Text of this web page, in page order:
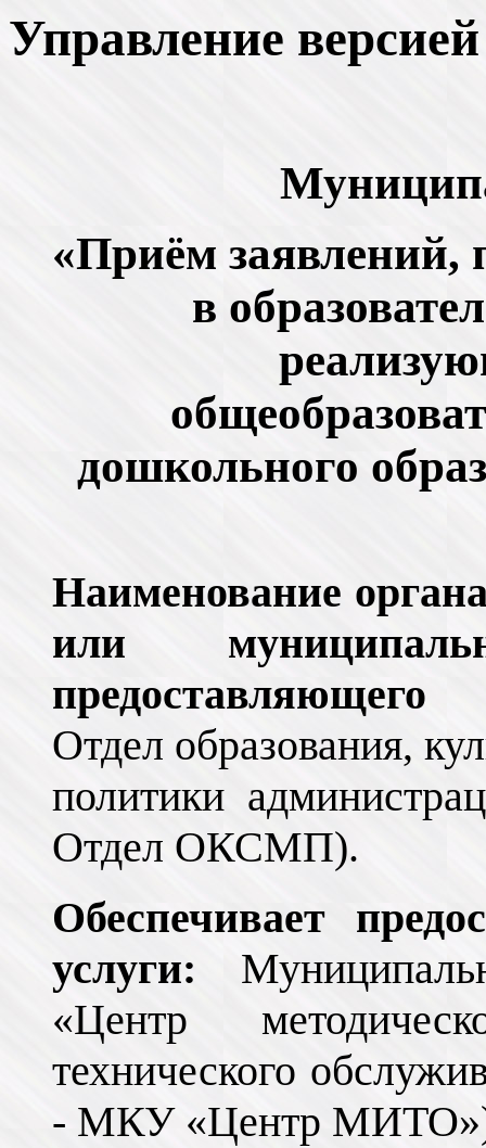
Управление
«Приём заявлений,
в
дошкольного
Наименование
или
Отдел образования,
политики
Отдел ОКСМП).
Обеспечивает
услуги:
«Центр
технического
- МКУ «Центр